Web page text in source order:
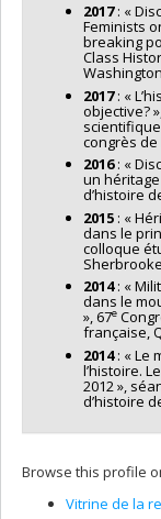
2017: «
Feminists
breaking
Class
2017: «
objective?
congrès de
2016: «
un
d’histoire
2015 : «
dans le
colloque
Sherbrooke
2014: «
dans le
», 67e
française,
2014: « Le
l’histoire.
2012 »,
d’histoire
Browse this profile
Vitrine de la